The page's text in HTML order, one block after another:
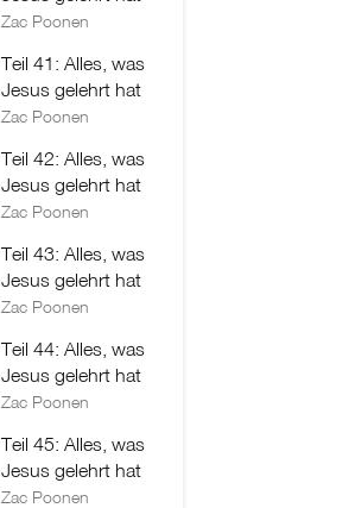
Zac Poonen
Teil 41: Alles, was
Jesus gelehrt hat
Zac Poonen
Teil 42: Alles, was
Jesus gelehrt hat
Zac Poonen
Teil 43: Alles, was
Jesus gelehrt hat
Zac Poonen
Teil 44: Alles, was
Jesus gelehrt hat
Zac Poonen
Teil 45: Alles, was
Jesus gelehrt hat
Zac Poonen